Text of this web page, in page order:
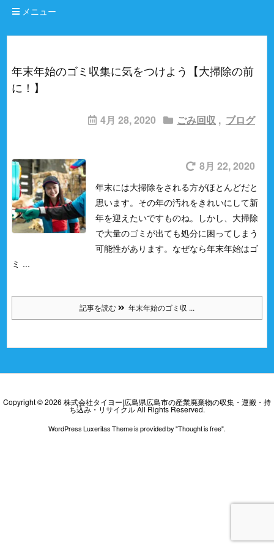
メニュー
年末年始のゴミ収集に気をつけよう【大掃除の前
に！】
4月 28, 2020 ごみ回収 , ブログ
8月 22, 2020
年末には大掃除をされる方がほとんどだと
思います。 その年の汚れをきれいにして新
年を迎えたいですものね。 しかし、大掃除
で大量のゴミが出ても処分に困ってしまう
可能性があります。 なぜなら年末年始はゴ
ミ ...
記事を読む 年末年始のゴミ収 ...
Copyright ©2026 株式会社タイヨー|広島県広島市の産業廃棄物の収集・運搬・持
ち込み・リサイクルAll Rights Reserved.
WordPress Luxeritas Theme is provided by "Thought is free".